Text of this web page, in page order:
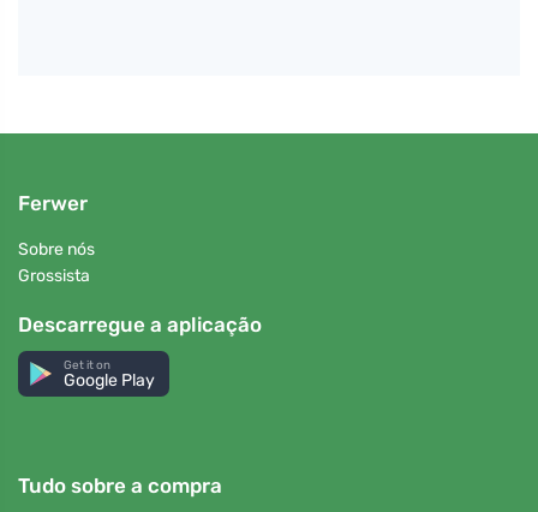
Ferwer
Sobre nós
Grossista
Descarregue a aplicação
Get it on
Google Play
Tudo sobre a compra